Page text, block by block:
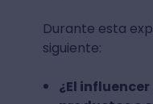
Durante esta
siguiente:
¿El